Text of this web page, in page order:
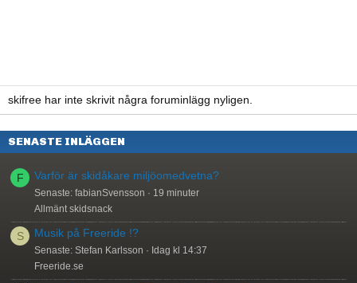
skifree har inte skrivit några foruminlägg nyligen.
SENASTE INLÄGGEN
F Varför är skidåkare miljöomedvetna?
Senaste: fabianSvensson
19 minuter
Allmänt skidsnack
S Musik på Freeride !?
Senaste: Stefan Karlsson
Idag kl 14:37
Freeride.se